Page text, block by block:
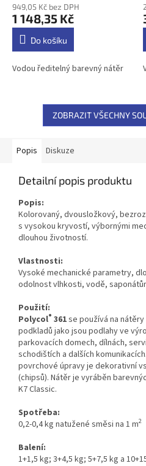
949,05 Kč bez DPH
1 148,35 Kč
Do košíku
Vodou ředitelný barevný nátěr
ZOBRAZIT VŠECHNY
Popis Diskuze
Detailní popis produktu
Popis:
Kolorovaný, dvousložkový,
s vysokou kryvostí, výbornými
dlouhou životností.
Vlastnosti:
Vysoké mechanické parametry,
odolnost vlhkosti, vodě,
Použití:
Polycol® 361se používá na
podkladů jako jsou podlahy ve
parkovacích domech, dílnách,
schodištích a dalších
povrchové úpravy je dekorativní
(chipsů). Nátěr je vyráběn
K7 Classic.
Spotřeba:
0,2-0,4 kg natužené směsi na 1 m2
Balení:
1+1,5 kg; 3+4,5 kg; 5+7,5 kg a